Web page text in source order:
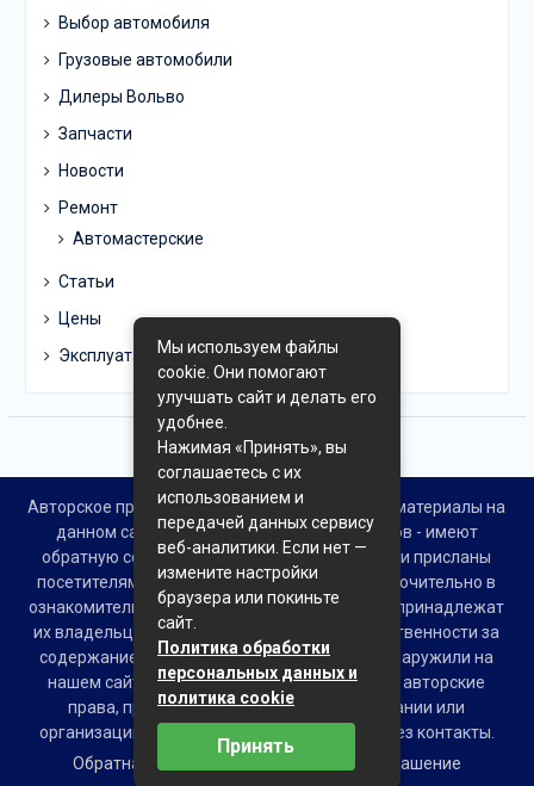
Выбор автомобиля
Грузовые автомобили
Дилеры Вольво
Запчасти
Новости
Ремонт
Автомастерские
Статьи
Цены
Эксплуатация
Авторское право © Все права защищены. Все материалы на
данном сайте взяты из открытых источников - имеют
обратную ссылку на материал в интернете или присланы
посетителями сайта и предоставляются исключительно в
ознакомительных целях. Права на материалы принадлежат
их владельцам. Администрация сайта ответственности за
содержание материала не несет. Если Вы обнаружили на
нашем сайте материалы, которые нарушают авторские
права, принадлежащие Вам, Вашей компании или
организации, пожалуйста, сообщите нам через контакты.
Обратная связь
Пользовательское соглашение
Мы используем файлы
cookie. Они помогают
улучшать сайт и делать его
удобнее.
Нажимая «Принять», вы
соглашаетесь с их
использованием и
передачей данных сервису
веб-аналитики. Если нет —
измените настройки
браузера или покиньте
сайт.
Политика обработки
персональных данных и
политика cookie
Принять